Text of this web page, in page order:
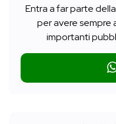
Entra a far parte
per avere sempre
importanti